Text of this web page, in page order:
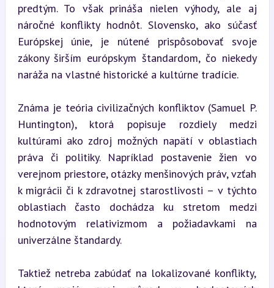
predtým. To však prináša nielen výhody, ale aj
náročné konflikty hodnôt. Slovensko, ako súčasť
Európskej únie, je nútené prispôsobovať svoje
zákony širším európskym štandardom, čo niekedy
naráža na vlastné historické a kultúrne tradície.
Známa je teória civilizačných konfliktov (Samuel P.
Huntington), ktorá popisuje rozdiely medzi
kultúrami ako zdroj možných napätí v oblastiach
práva či politiky. Napríklad postavenie žien vo
verejnom priestore, otázky menšinových práv, vzťah
k migrácii či k zdravotnej starostlivosti – v týchto
oblastiach často dochádza ku stretom medzi
hodnotovým relativizmom a požiadavkami na
univerzálne štandardy.
Taktiež netreba zabúdať na lokalizované konflikty,